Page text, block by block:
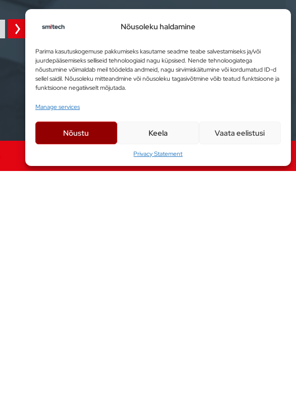
Nõusoleku haldamine
Parima kasutuskogemuse pakkumiseks kasutame seadme teabe salvestamiseks ja/või
juurdepääsemiseks selliseid tehnoloogiaid nagu küpsised. Nende tehnoloogiatega
nõustumine võimaldab meil töödelda andmeid, nagu sirvimiskäitumine või kordumatud ID-d
sellel saidil. Nõusoleku mitteandmine või nõusoleku tagasivõtmine võib teatud funktsioone ja
funktsioone negatiivselt mõjutada.
Manage services
Nõustu Keela Vaata eelistusi
Privacy Statement
Tööstusautomaatika lahendused